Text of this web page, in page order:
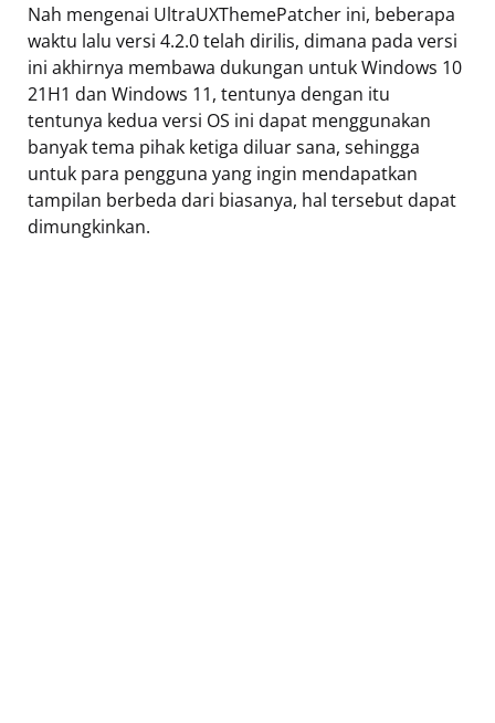
Nah mengenai UltraUXThemePatcher ini, beberapa
waktu lalu versi 4.2.0 telah dirilis, dimana pada versi
ini akhirnya membawa dukungan untuk Windows 10
21H1 dan Windows 11, tentunya dengan itu
tentunya kedua versi OS ini dapat menggunakan
banyak tema pihak ketiga diluar sana, sehingga
untuk para pengguna yang ingin mendapatkan
tampilan berbeda dari biasanya, hal tersebut dapat
dimungkinkan.